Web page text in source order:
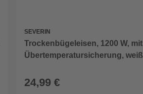
SEVERIN
Trockenbügeleisen, 1200 W, mit
Übertemperatursicherung, weiß
24,99 €